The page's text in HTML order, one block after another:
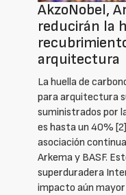
AkzoNobel,
reducirán la
arquitectura
La huella de
para arquitectura
suministrados por
es hasta un 40%
asociación
Arkema y BASF.
superduradera
impacto aún